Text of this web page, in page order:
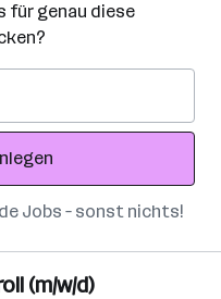
für genau diese
Jobs – sonst nichts!
(m/w/d)